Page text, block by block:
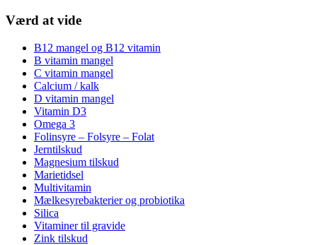
Værd at vide
B12 mangel og B12 vitamin
B vitamin mangel
C vitamin mangel
Calcium / kalk
D vitamin mangel
Vitamin D3
Omega 3
Folinsyre – Folsyre – Folat
Jerntilskud
Magnesium tilskud
Marietidsel
Multivitamin
Mælkesyrebakterier og probiotika
Silica
Vitaminer til gravide
Zink tilskud